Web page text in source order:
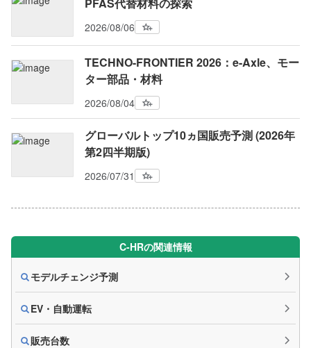
2026/08/06
TECHNO-FRONTIER 2026：e-Axle、モー
ター部品・材料
2026/08/04
グローバルトップ10ヵ国販売予測 (2026年
第2四半期版)
2026/07/31
C-HRの関連情報
モデルチェンジ予測
EV・自動運転
販売台数